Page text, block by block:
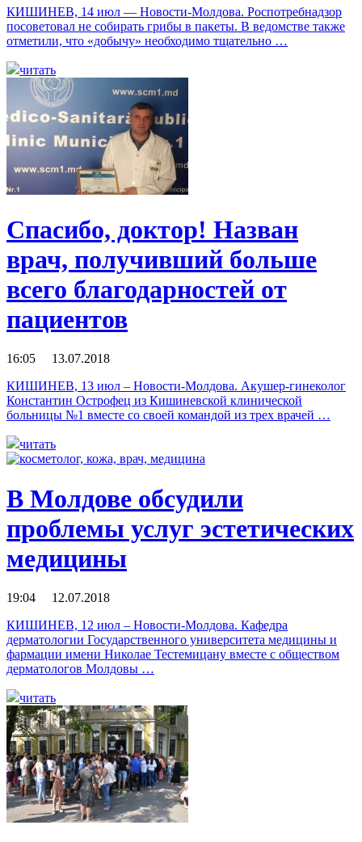
КИШИНЕВ, 14 июл — Новости-Молдова. Роспотребнадзор
посоветовал не собирать грибы в пакеты. В ведомстве также
отметили, что «добычу» необходимо тщательно …
читать
Спасибо, доктор! Назван
врач, получивший больше
всего благодарностей от
пациентов
16:05 13.07.2018
КИШИНЕВ, 13 июл – Новости-Молдова. Акушер-гинеколог
Константин Острофец из Кишиневской клинической
больницы №1 вместе со своей командой из трех врачей …
читать
В Молдове обсудили
проблемы услуг эстетических
медицины
19:04 12.07.2018
КИШИНЕВ, 12 июл – Новости-Молдова. Кафедра
дерматологии Государственного университета медицины и
фармации имени Николае Тестемицану вместе с обществом
дерматологов Молдовы …
читать